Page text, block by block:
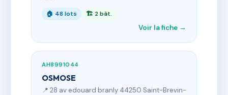
🏠 48 lots 🏗 2 bât.
Voir la fiche →
AH8991044
OSMOSE
📍 28 av edouard branly 44250 Saint-Brevin-